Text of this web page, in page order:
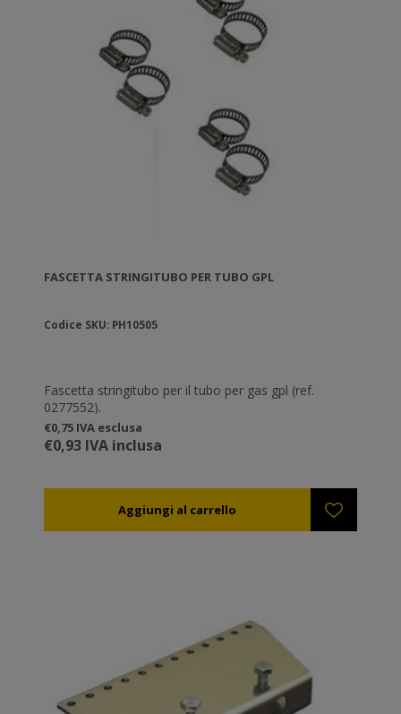
FASCETTA STRINGITUBO PER TUBO GPL
Codice SKU: PH10505
Fascetta stringitubo per il tubo per gas gpl (ref.
0277552).
€0,75 IVA esclusa
€0,93 IVA inclusa